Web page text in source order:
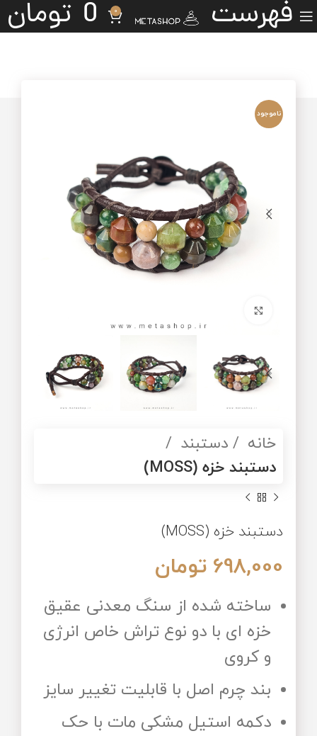
فهرست 0
0 تومان
ناموجود
خانه
دستبند
دستبند خزه (MOSS)
دستبند خزه (MOSS)
698,000 تومان
ساخته شده از سنگ معدنی عقیق
خزه ای با دو نوع تراش خاص انرژی
و کروی
بند چرم اصل با قابلیت تغییر سایز
دکمه استیل مشکی مات با حک